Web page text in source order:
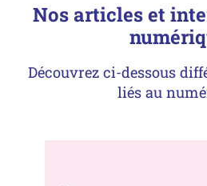
Nos articles et
Découvrez ci-dessous
liés au